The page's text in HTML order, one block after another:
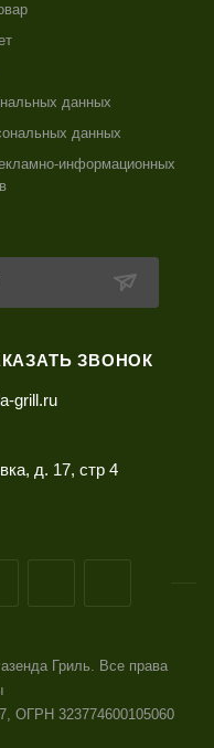
данных
данных
информационных
ЗВОНОК
grill.ru
д. 17, стр 4
Гриль. Все права
ОГРН 323774600105060